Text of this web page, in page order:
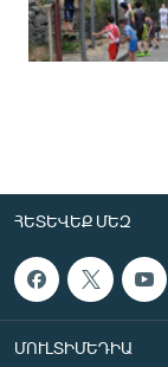
ՀԵՏԵՎԵՔ ՄԵԶ
ՄՈՒԼՏԻՄԵԴԻԱ